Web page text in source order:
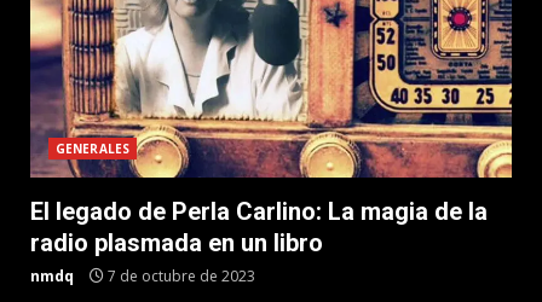
GENERALES
El legado de Perla Carlino: La magia de la
radio plasmada en un libro
nmdq 7 de octubre de 2023